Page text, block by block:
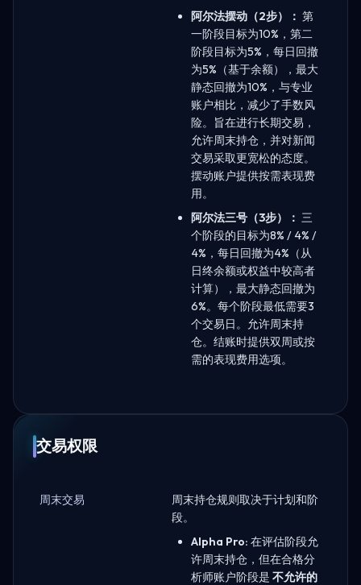
阿尔法摆动（2步）： 第
一阶段目标为10%，第二
阶段目标为5%，每日回撤
为5%（基于余额），最大
静态回撤为10%，与专业
账户相比，减少了手数风
险。旨在进行长期交易，
允许周末持仓，并对新闻
交易采取更宽松的态度。
摆动账户提供按需表现费
用。
阿尔法三号（3步）： 三
个阶段的目标为8% / 4% /
4%，每日回撤为4%（从
日终余额或权益中较高者
计算），最大静态回撤为
6%。每个阶段最低需要3
个交易日。允许周末持
仓。结账时提供双周或按
需的表现费用选项。
交易权限
周末交易
周末持仓规则取决于计划和阶
段。
Alpha Pro: 在评估阶段允
许周末持仓，但在合格分
析师账户阶段是 不允许的